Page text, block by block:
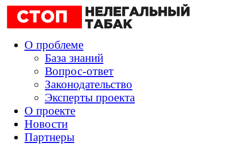
О проблеме
База знаний
Вопрос-ответ
Законодательство
Эксперты проекта
О проекте
Новости
Партнеры